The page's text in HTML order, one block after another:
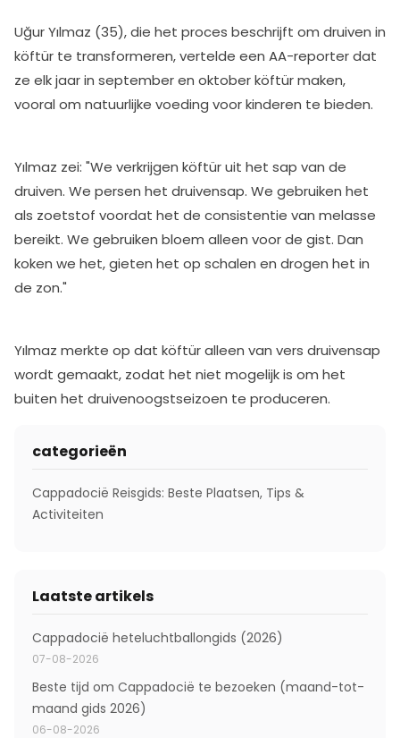
Uğur Yılmaz (35), die het proces beschrijft om druiven in
köftür te transformeren, vertelde een AA-reporter dat
ze elk jaar in september en oktober köftür maken,
vooral om natuurlijke voeding voor kinderen te bieden.
Yılmaz zei: "We verkrijgen köftür uit het sap van de
druiven. We persen het druivensap. We gebruiken het
als zoetstof voordat het de consistentie van melasse
bereikt. We gebruiken bloem alleen voor de gist. Dan
koken we het, gieten het op schalen en drogen het in
de zon."
Yılmaz merkte op dat köftür alleen van vers druivensap
wordt gemaakt, zodat het niet mogelijk is om het
buiten het druivenoogstseizoen te produceren.
categorieën
Cappadocië Reisgids: Beste Plaatsen, Tips &
Activiteiten
Laatste artikels
Cappadocië heteluchtballongids (2026)
07-08-2026
Beste tijd om Cappadocië te bezoeken (maand-tot-
maand gids 2026)
06-08-2026